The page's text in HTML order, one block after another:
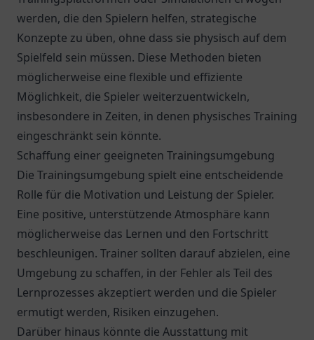
werden, die den Spielern helfen, strategische
Konzepte zu üben, ohne dass sie physisch auf dem
Spielfeld sein müssen. Diese Methoden bieten
möglicherweise eine flexible und effiziente
Möglichkeit, die Spieler weiterzuentwickeln,
insbesondere in Zeiten, in denen physisches Training
eingeschränkt sein könnte.
Schaffung einer geeigneten Trainingsumgebung
Die Trainingsumgebung spielt eine entscheidende
Rolle für die Motivation und Leistung der Spieler.
Eine positive, unterstützende Atmosphäre kann
möglicherweise das Lernen und den Fortschritt
beschleunigen. Trainer sollten darauf abzielen, eine
Umgebung zu schaffen, in der Fehler als Teil des
Lernprozesses akzeptiert werden und die Spieler
ermutigt werden, Risiken einzugehen.
Darüber hinaus könnte die Ausstattung mit